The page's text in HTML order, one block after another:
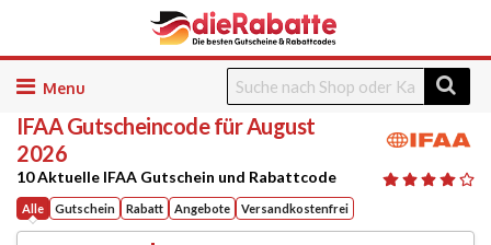
Skip
content
IFAAGutscheincode für August
2026
10 Aktuelle IFAA Gutschein und Rabattcode
Alle Gutschein Rabatt Angebote Versandkostenfrei